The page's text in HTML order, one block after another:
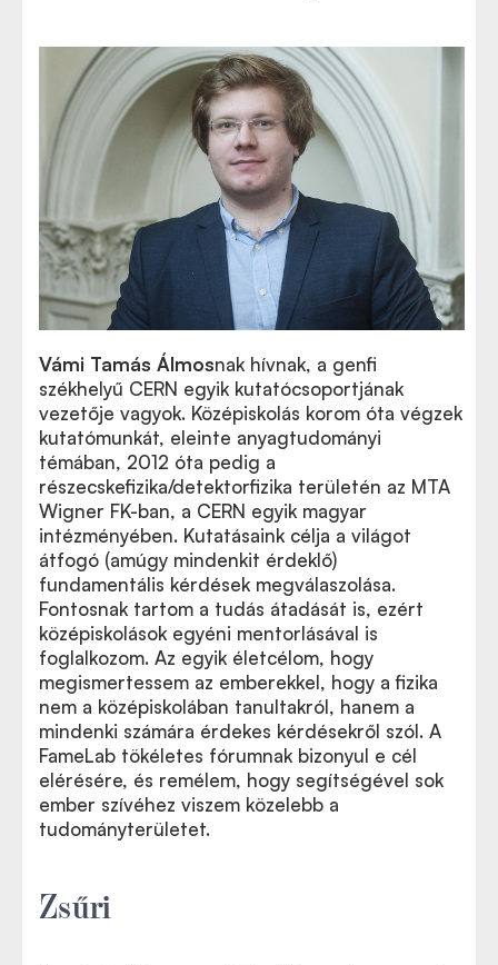
Vámi Tamás Álmosnak hívnak, a genfi
székhelyű CERN egyik kutatócsoportjának
vezetője vagyok. Középiskolás korom óta végzek
kutatómunkát, eleinte anyagtudományi
témában, 2012 óta pedig a
részecskefizika/detektorfizika területén az MTA
Wigner FK-ban, a CERN egyik magyar
intézményében. Kutatásaink célja a világot
átfogó (amúgy mindenkit érdeklő)
fundamentális kérdések megválaszolása.
Fontosnak tartom a tudás átadását is, ezért
középiskolások egyéni mentorlásával is
foglalkozom. Az egyik életcélom, hogy
megismertessem az emberekkel, hogy a fizika
nem a középiskolában tanultakról, hanem a
mindenki számára érdekes kérdésekről szól. A
FameLab tökéletes fórumnak bizonyul e cél
elérésére, és remélem, hogy segítségével sok
ember szívéhez viszem közelebb a
tudományterületet.
Zsűri